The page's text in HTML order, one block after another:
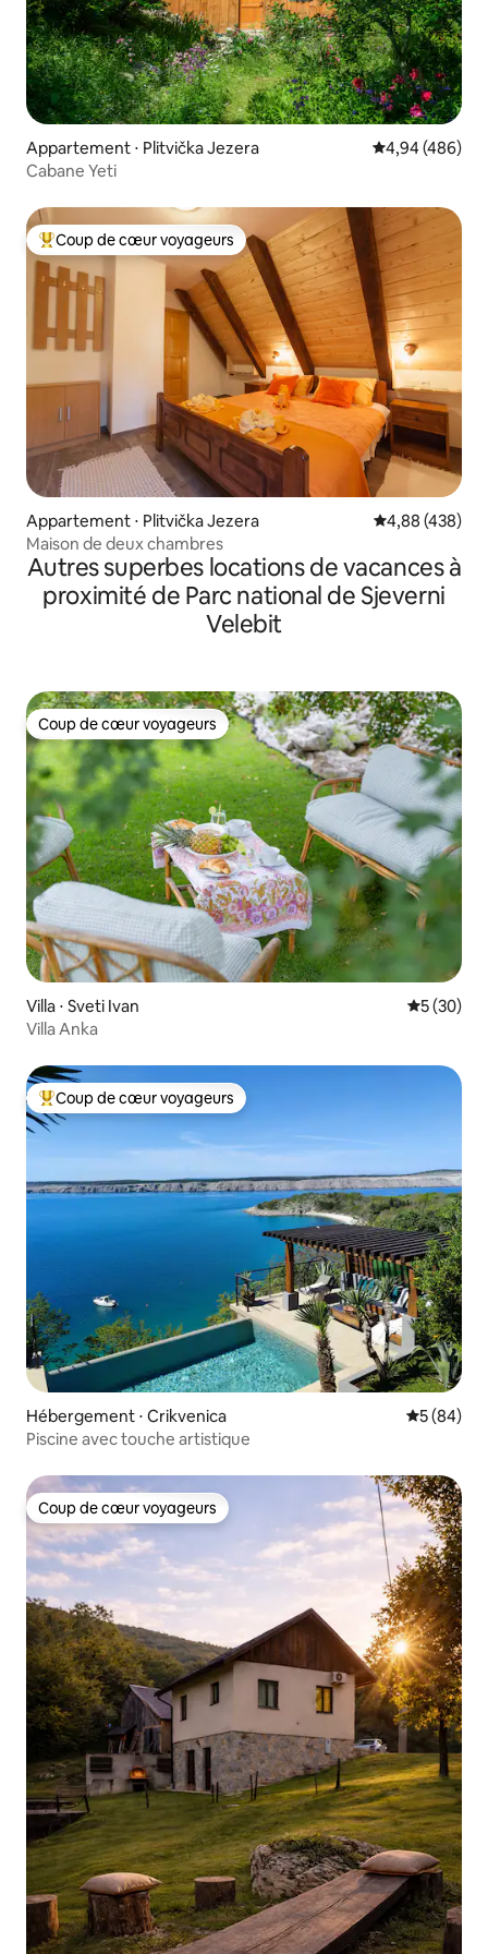
Appartement ⋅ Plitvička Jezera Évaluation
4,94 (486)
Cabane Yeti
Coups de cœur voyageurs les plus appréciés
Coup de cœur voyageurs
Appartement ⋅ Plitvička Jezera Évaluation
4,88 (438)
Maison de deux chambres
Autres superbes locations de vacances à
proximité de Parc national de Sjeverni
Velebit
Coup de cœur voyageurs
Coup de cœur voyageurs
Villa ⋅ Sveti Ivan
5 (30)
Villa Anka
Coups de cœur voyageurs les plus appréciés
Coup de cœur voyageurs
Hébergement ⋅ Crikvenica
5 (84)
Piscine avec touche artistique
Coup de cœur voyageurs
Coup de cœur voyageurs